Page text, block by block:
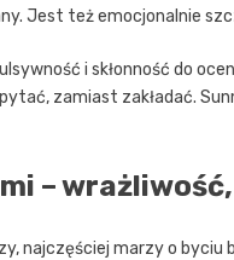
Jest też emocjonalnie
i skłonność do
zamiast zakładać.
–
najczęściej marzy o